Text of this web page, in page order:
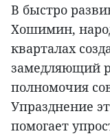
В быстро
Хошимин,
кварталах
замедляющий
полномочия
Упразднение
помогает